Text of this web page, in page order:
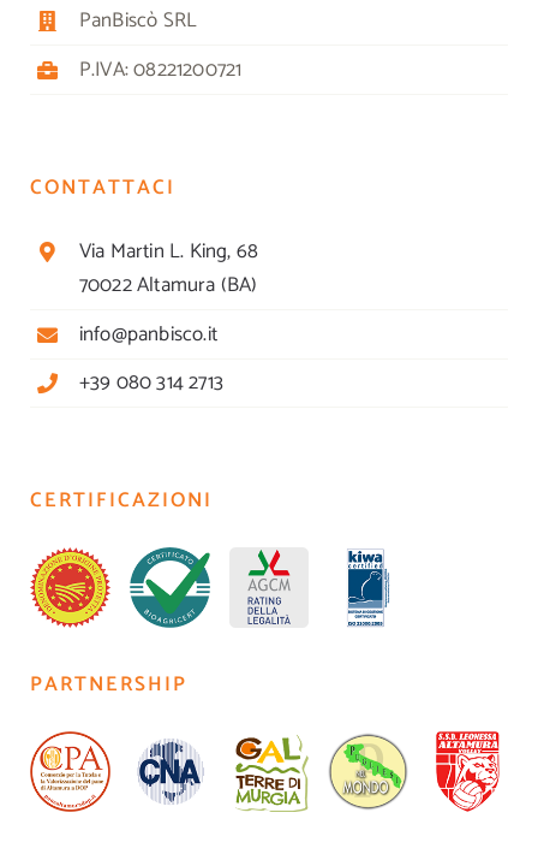
PanBiscò SRL
P.IVA: 08221200721
CONTATTACI
Via Martin L. King, 68
70022 Altamura (BA)
info@panbisco.it
+39 080 314 2713
CERTIFICAZIONI
PARTNERSHIP